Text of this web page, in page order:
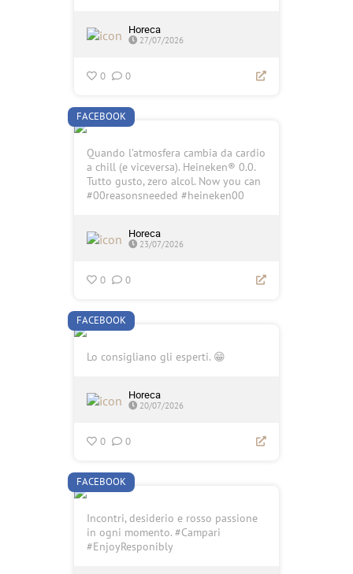
Horeca
27/07/2026
0 0
FACEBOOK
Quando l’atmosfera cambia da cardio
a chill (e viceversa). Heineken® 0.0.
Tutto gusto, zero alcol. Now you can
#00reasonsneeded #heineken00
Horeca
23/07/2026
0 0
FACEBOOK
Lo consigliano gli esperti. 😁
Horeca
20/07/2026
0 0
FACEBOOK
Incontri, desiderio e rosso passione
in ogni momento. #Campari
#EnjoyResponibly